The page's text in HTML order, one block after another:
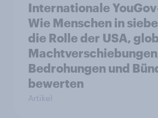
Internationale
Wie Menschen in
die Rolle der USA,
Bedrohungen und
bewerten
Artikel